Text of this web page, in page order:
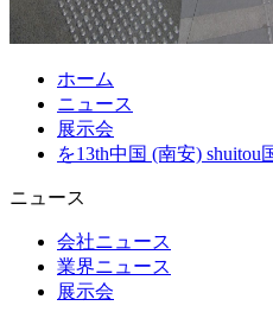
ホーム
ニュース
展示会
を13th中国 (南安) shuitou
ニュース
会社ニュース
業界ニュース
展示会